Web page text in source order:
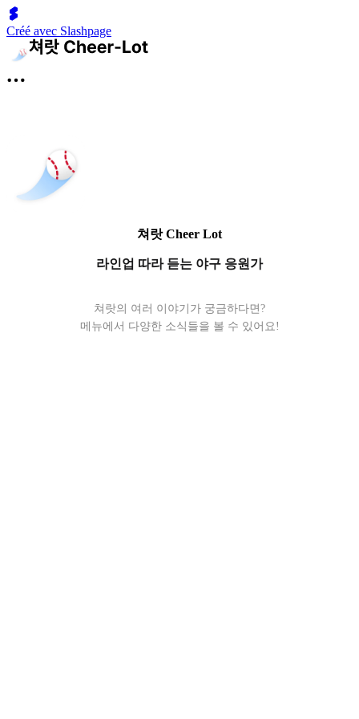
Créé avec Slashpage
쳐랏 Cheer Lot
라인업 따라 듣는 야구 응원가
쳐랏의 여러 이야기가 궁금하다면?
메뉴에서 다양한 소식들을 볼 수 있어요!